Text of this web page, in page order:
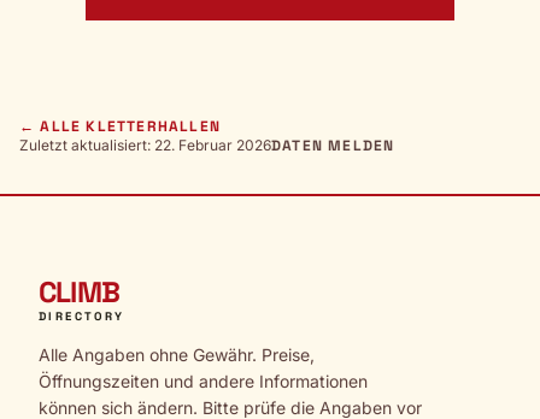
← ALLE KLETTERHALLEN
Zuletzt aktualisiert: 22. Februar 2026DATEN MELDEN
CLIMB
DIRECTORY
Alle Angaben ohne Gewähr. Preise,
Öffnungszeiten und andere Informationen
können sich ändern. Bitte prüfe die Angaben vor